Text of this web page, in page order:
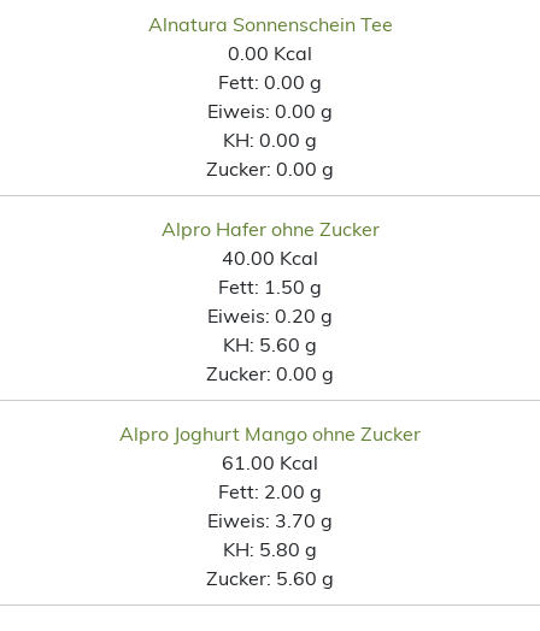
Alnatura Sonnenschein Tee
0.00 Kcal
Fett: 0.00 g
Eiweis: 0.00 g
KH: 0.00 g
Zucker: 0.00 g
Alpro Hafer ohne Zucker
40.00 Kcal
Fett: 1.50 g
Eiweis: 0.20 g
KH: 5.60 g
Zucker: 0.00 g
Alpro Joghurt Mango ohne Zucker
61.00 Kcal
Fett: 2.00 g
Eiweis: 3.70 g
KH: 5.80 g
Zucker: 5.60 g